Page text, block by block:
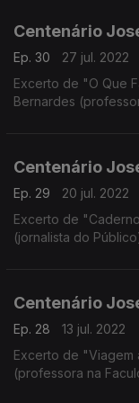
Centenário
Ep. 30
27 jul. 2022
Excerto de "O Que
Bernardes
Centenário
Ep. 29
20 jul. 2022
Excerto de
(jornalista do
Centenário
Ep. 28
13 jul. 2022
Excerto de "Viagem
(professora na